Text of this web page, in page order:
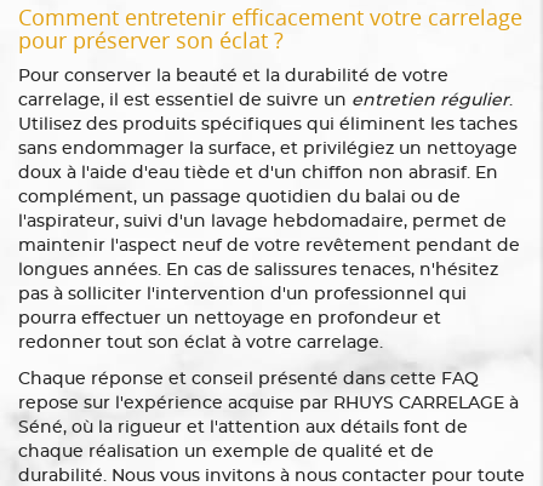
Comment entretenir efficacement votre carrelage
pour préserver son éclat ?
Pour conserver la beauté et la durabilité de votre
carrelage, il est essentiel de suivre un entretien régulier.
Utilisez des produits spécifiques qui éliminent les taches
sans endommager la surface, et privilégiez un nettoyage
doux à l'aide d'eau tiède et d'un chiffon non abrasif. En
complément, un passage quotidien du balai ou de
l'aspirateur, suivi d'un lavage hebdomadaire, permet de
maintenir l'aspect neuf de votre revêtement pendant de
longues années. En cas de salissures tenaces, n'hésitez
pas à solliciter l'intervention d'un professionnel qui
pourra effectuer un nettoyage en profondeur et
redonner tout son éclat à votre carrelage.
Chaque réponse et conseil présenté dans cette FAQ
repose sur l'expérience acquise par RHUYS CARRELAGE à
Séné, où la rigueur et l'attention aux détails font de
chaque réalisation un exemple de qualité et de
durabilité. Nous vous invitons à nous contacter pour toute